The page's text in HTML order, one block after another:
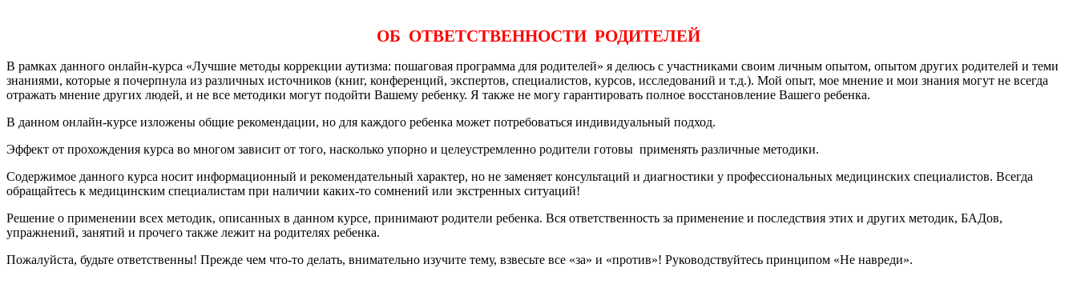
ОБ ОТВЕТСТВЕННОСТИ РОДИТЕЛЕЙ
В рамках данного онлайн-курса «Лучшие методы коррекции аутизма: пошаговая программа для родителей» я делюсь с участниками своим личным опытом, опытом других родителей и теми
знаниями, которые я почерпнула из различных источников (книг, конференций, экспертов, специалистов, курсов, исследований и т.д.). Мой опыт, мое мнение и мои знания могут не всегда
отражать мнение других людей, и не все методики могут подойти Вашему ребенку. Я также не могу гарантировать полное восстановление Вашего ребенка.
В данном онлайн-курсе изложены общие рекомендации, но для каждого ребенка может потребоваться индивидуальный подход.
Эффект от прохождения курса во многом зависит от того, насколько упорно и целеустремленно родители готовы применять различные методики.
Содержимое данного курса носит информационный и рекомендательный характер, но не заменяет консультаций и диагностики у профессиональных медицинских специалистов. Всегда
обращайтесь к медицинским специалистам при наличии каких-то сомнений или экстренных ситуаций!
Решение о применении всех методик, описанных в данном курсе, принимают родители ребенка. Вся ответственность за применение и последствия этих и других методик, БАДов,
упражнений, занятий и прочего также лежит на родителях ребенка.
Пожалуйста, будьте ответственны! Прежде чем что-то делать, внимательно изучите тему, взвесьте все «за» и «против»! Руководствуйтесь принципом «Не навреди».